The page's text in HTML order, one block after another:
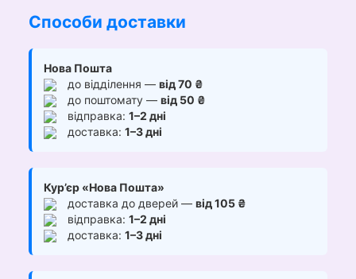
Способи доставки
Нова Пошта
до відділення — від 70 ₴
до поштомату — від 50 ₴
відправка: 1–2 дні
доставка: 1–3 дні
Кур’єр «Нова Пошта»
доставка до дверей — від 105 ₴
відправка: 1–2 дні
доставка: 1–3 дні